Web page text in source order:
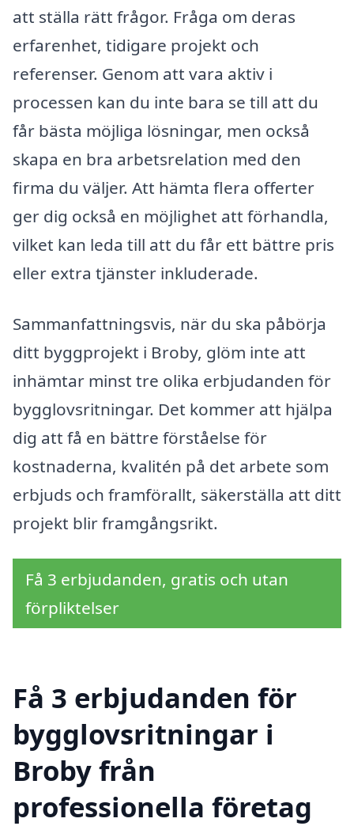
att ställa rätt frågor. Fråga om deras
erfarenhet, tidigare projekt och
referenser. Genom att vara aktiv i
processen kan du inte bara se till att du
får bästa möjliga lösningar, men också
skapa en bra arbetsrelation med den
firma du väljer. Att hämta flera offerter
ger dig också en möjlighet att förhandla,
vilket kan leda till att du får ett bättre pris
eller extra tjänster inkluderade.
Sammanfattningsvis, när du ska påbörja
ditt byggprojekt i Broby, glöm inte att
inhämtar minst tre olika erbjudanden för
bygglovsritningar. Det kommer att hjälpa
dig att få en bättre förståelse för
kostnaderna, kvalitén på det arbete som
erbjuds och framförallt, säkerställa att ditt
projekt blir framgångsrikt.
Få 3 erbjudanden, gratis och utan
förpliktelser
Få 3 erbjudanden för
bygglovsritningar i
Broby från
professionella företag